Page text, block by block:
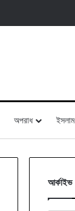
অপরাধ ইসলাম
আর্কাইভ